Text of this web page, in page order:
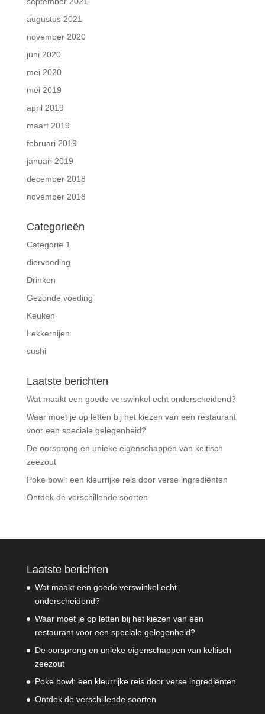
augustus 2021
november 2020
juni 2020
mei 2020
mei 2019
april 2019
maart 2019
februari 2019
januari 2019
december 2018
november 2018
Categorieën
Categorie 1
diervoeding
Drinken
Gezonde voeding
Keuken
Lekkernijen
sushi
Laatste berichten
Wat maakt een goede verswinkel echt onderscheidend?
Waar moet je op letten bij het kiezen van een restaurant
voor een speciale gelegenheid?
De oorsprong en unieke eigenschappen van keltisch
zeezout
Poke bowl: een kleurrijke reis door verse ingrediënten
Ontdek de verschillende soorten
Laatste berichten
Wat maakt een goede verswinkel echt
onderscheidend?
Waar moet je op letten bij het kiezen van een
restaurant voor een speciale gelegenheid?
De oorsprong en unieke eigenschappen van keltisch
zeezout
Poke bowl: een kleurrijke reis door verse ingrediënten
Ontdek de verschillende soorten